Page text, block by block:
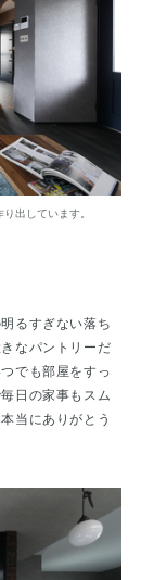
出しています。
るすぎない落ち
なパントリーだ
でも部屋をすっ
日の家事もスム
当にありがとう